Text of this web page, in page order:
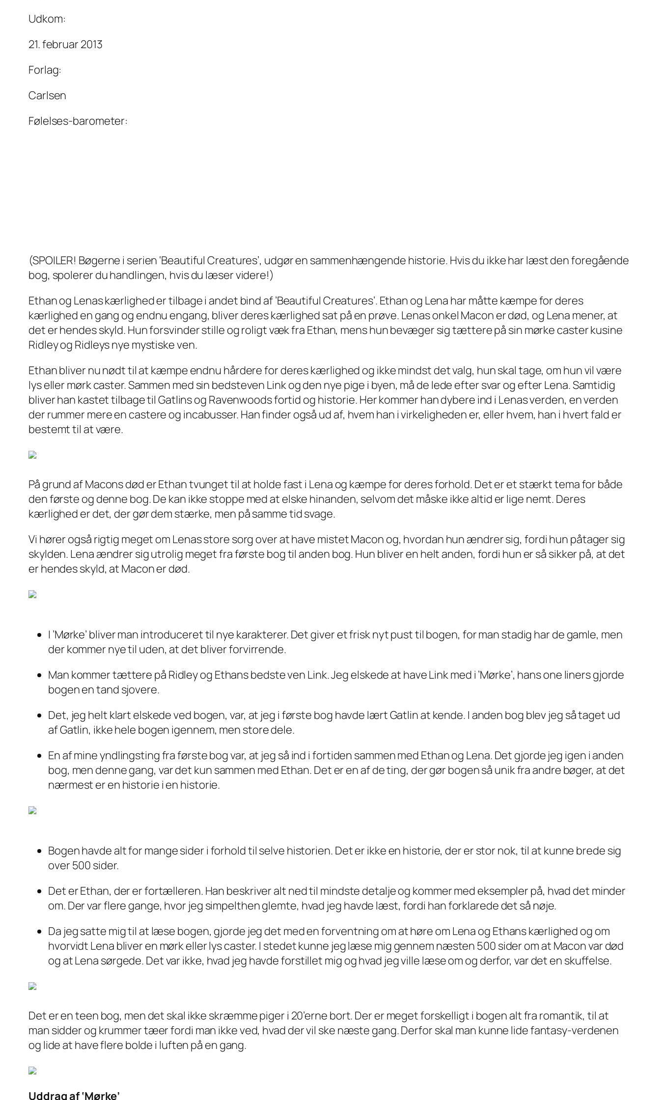
Udkom:
21. februar 2013
Forlag:
Carlsen
Følelses-barometer:
(SPOILER! Bøgerne i serien ‘Beautiful Creatures’, udgør en sammenhængende historie. Hvis du ikke har læst den foregående
bog, spolerer du handlingen, hvis du læser videre!)
Ethan og Lenas kærlighed er tilbage i andet bind af ’Beautiful Creatures’. Ethan og Lena har måtte kæmpe for deres
kærlighed en gang og endnu engang, bliver deres kærlighed sat på en prøve. Lenas onkel Macon er død, og Lena mener, at
det er hendes skyld. Hun forsvinder stille og roligt væk fra Ethan, mens hun bevæger sig tættere på sin mørke caster kusine
Ridley og Ridleys nye mystiske ven.
Ethan bliver nu nødt til at kæmpe endnu hårdere for deres kærlighed og ikke mindst det valg, hun skal tage, om hun vil være
lys eller mørk caster. Sammen med sin bedsteven Link og den nye pige i byen, må de lede efter svar og efter Lena. Samtidig
bliver han kastet tilbage til Gatlins og Ravenwoods fortid og historie. Her kommer han dybere ind i Lenas verden, en verden
der rummer mere en castere og incabusser. Han finder også ud af, hvem han i virkeligheden er, eller hvem, han i hvert fald er
bestemt til at være.
På grund af Macons død er Ethan tvunget til at holde fast i Lena og kæmpe for deres forhold. Det er et stærkt tema for både
den første og denne bog. De kan ikke stoppe med at elske hinanden, selvom det måske ikke altid er lige nemt. Deres
kærlighed er det, der gør dem stærke, men på samme tid svage.
Vi hører også rigtig meget om Lenas store sorg over at have mistet Macon og, hvordan hun ændrer sig, fordi hun påtager sig
skylden. Lena ændrer sig utrolig meget fra første bog til anden bog. Hun bliver en helt anden, fordi hun er så sikker på, at det
er hendes skyld, at Macon er død.
I ’Mørke’ bliver man introduceret til nye karakterer. Det giver et frisk nyt pust til bogen, for man stadig har de gamle, men
der kommer nye til uden, at det bliver forvirrende.
Man kommer tættere på Ridley og Ethans bedste ven Link. Jeg elskede at have Link med i ’Mørke’, hansone linersgjorde
bogen en tand sjovere.
Det, jeg helt klart elskede ved bogen, var, at jeg i første bog havde lært Gatlin at kende. I anden bog blev jeg så taget ud
af Gatlin, ikke hele bogen igennem, men store dele.
En af mine yndlingsting fra første bog var, at jeg så ind i fortiden sammen med Ethan og Lena. Det gjorde jeg igen i anden
bog, men denne gang, var det kun sammen med Ethan. Det er en af de ting, der gør bogen så unik fra andre bøger, at det
nærmest er en historie i en historie.
Bogen havde alt for mange sider i forhold til selve historien. Det er ikke en historie, der er stor nok, til at kunne brede sig
over 500 sider.
Det er Ethan, der er fortælleren. Han beskriver alt ned til mindste detalje og kommer med eksempler på, hvad det minder
om. Der var flere gange, hvor jeg simpelthen glemte, hvad jeg havde læst, fordi han forklarede det så nøje.
Da jeg satte mig til at læse bogen, gjorde jeg det med en forventning om at høre om Lena og Ethans kærlighed og om
hvorvidt Lena bliver en mørk eller lys caster. I stedet kunne jeg læse mig gennem næsten 500 sider om at Macon var død
og at Lena sørgede. Det var ikke, hvad jeg havde forstillet mig og hvad jeg ville læse om og derfor, var det en skuffelse.
Det er en teen bog, men det skal ikke skræmme piger i 20’erne bort. Der er meget forskelligt i bogen alt fra romantik, til at
man sidder og krummer tæer fordi man ikke ved, hvad der vil ske næste gang. Derfor skal man kunne lide fantasy-verdenen
og lide at have flere bolde i luften på en gang.
Uddrag af ‘Mørke’